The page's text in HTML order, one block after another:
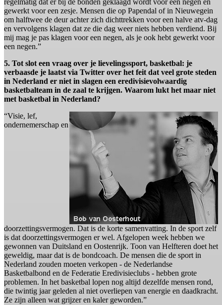
regelmatig dat er bij de bonden geklaagd wordt voor een negen en
gewerkt voor een zesje. Mensen die op Papendal of in Nieuwegein
om halftwee de deur achter zich dichttrekken voor een halve atv-dag
en vervolgens klagen dat ze die dag weer niets hebben verdiend. Bij
mij mag je pas klagen voor een negen, als je ook hebt gewerkt voor
een negen.”
5. Tot slot een vraag over je lievelingssport, basketbal: je
verbaasde je laatst via Twitter over het feit dat veel grote steden
in Nederland er niet in slagen een eredivisievolwaardig
basketbalteam in de zaal te krijgen. Waarom lukt het maar niet
met basketbal in Nederland?
“Visie, lef,
ondernemerschap en
doorzettingsvermogen. Dat is de korte samenvatting. In de sport zelf
is dat doorzettingsvermogen er wel. Afgelopen week hebben we
gewonnen van Duitsland en Oostenrijk. Toon van Helfteren doet het
geweldig, maar dat is de bondcoach. De mensen die de sport in
Nederland zouden moeten verkopen - de Nederlandse
Basketbalbond en de Federatie Eredivisieclubs - hebben grote
problemen. In het basketbal lopen nog altijd dezelfde mensen rond,
die twintig jaar geleden al niet overliepen van energie en daadkracht.
Ze zijn alleen wat grijzer en kaler geworden.”